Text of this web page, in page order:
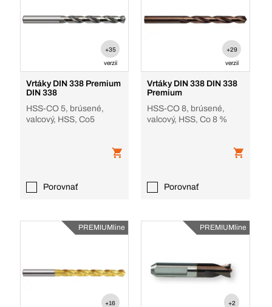
+35
verzií
Vrtáky DIN 338 Premium
DIN 338
HSS-CO 5, brúsené,
valcový, HSS, Co5
Porovnať
+29
verzií
Vrtáky DIN 338 DIN 338
Premium
HSS-CO 8, brúsené,
valcový, HSS, Co 8 %
Porovnať
PREMIUMline
+16
PREMIUMline
+2